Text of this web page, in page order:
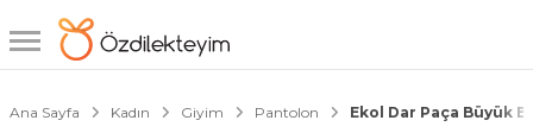
Ana Sayfa Kadın Giyim Pantolon Ekol Dar Paça Büyük
1/5